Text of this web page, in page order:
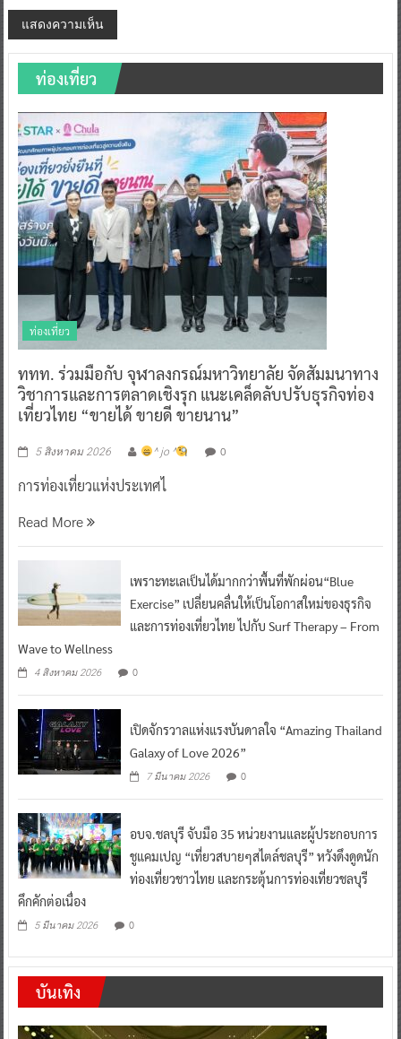
ท่องเที่ยว
ท่องเที่ยว
ททท. ร่วมมือกับ จุฬาลงกรณ์มหาวิทยาลัย จัดสัมมนาทาง
วิชาการและการตลาดเชิงรุก แนะเคล็ดลับปรับธุรกิจท่อง
เที่ยวไทย “ขายได้ ขายดี ขายนาน”
5 สิงหาคม 2026 ^ jo ^ 0
การท่องเที่ยวแห่งประเทศไ
Read More
เพราะทะเลเป็นได้มากกว่าพื้นที่พักผ่อน“Blue
Exercise” เปลี่ยนคลื่นให้เป็นโอกาสใหม่ของธุรกิจ
และการท่องเที่ยวไทย ไปกับ Surf Therapy – From
Wave to Wellness
4 สิงหาคม 2026 0
เปิดจักรวาลแห่งแรงบันดาลใจ “Amazing Thailand
Galaxy of Love 2026”
7 มีนาคม 2026 0
อบจ.ชลบุรี จับมือ 35 หน่วยงานและผู้ประกอบการ
ชูแคมเปญ “เที่ยวสบายๆสไตล์ชลบุรี” หวังดึงดูดนัก
ท่องเที่ยวชาวไทย และกระตุ้นการท่องเที่ยวชลบุรี
คึกคักต่อเนื่อง
5 มีนาคม 2026 0
บันเทิง